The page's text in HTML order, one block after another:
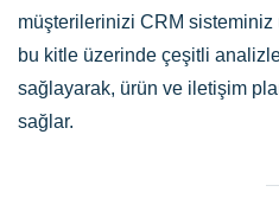
müşterilerinizi CRM
bu kitle üzerinde çeşitli
sağlayarak, ürün ve iletişim
sağlar.